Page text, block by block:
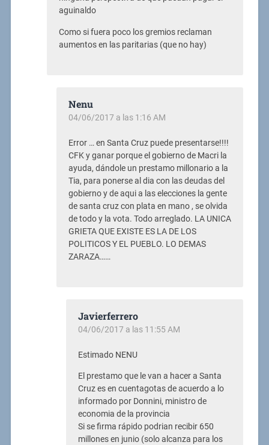
aguinaldo
Como si fuera poco los gremios reclaman
aumentos en las paritarias (que no hay)
Nenu
04/06/2017 a las 1:16 AM
Error … en Santa Cruz puede presentarse!!!!
CFK y ganar porque el gobierno de Macri la
ayuda, dándole un prestamo millonario a la
Tia, para ponerse al dia con las deudas del
gobierno y de aqui a las elecciones la gente
de santa cruz con plata en mano , se olvida
de todo y la vota. Todo arreglado. LA UNICA
GRIETA QUE EXISTE ES LA DE LOS
POLITICOS Y EL PUEBLO. LO DEMAS
ZARAZA……
Javierferrero
04/06/2017 a las 11:55 AM
Estimado NENU
El prestamo que le van a hacer a Santa
Cruz es en cuentagotas de acuerdo a lo
informado por Donnini, ministro de
economia de la provincia
Si se firma rápido podrian recibir 650
millones en junio (solo alcanza para los